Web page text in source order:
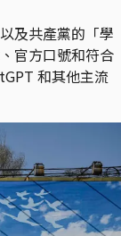
及共產黨的「學
官方口號和符合
和其他主流